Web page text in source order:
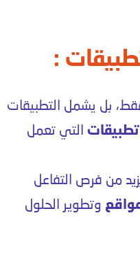
:
بل يشمل التطبيقات
التي تعمل
من فرص التفاعل
وتطوير الحلول